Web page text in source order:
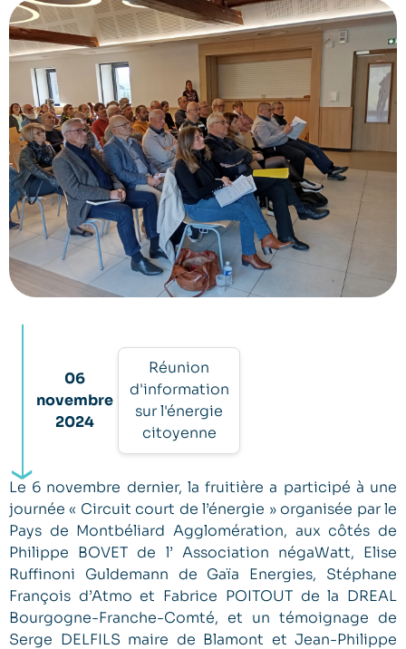
06
novembre
2024
Réunion
d'information
sur l'énergie
citoyenne
Le 6 novembre dernier, la fruitière a participé à une
journée « Circuit court de l’énergie » organisée par le
Pays de Montbéliard Agglomération, aux côtés de
Philippe BOVET de l’ Association négaWatt, Elise
Ruffinoni Guldemann de Gaïa Energies, Stéphane
François d’Atmo et Fabrice POITOUT de la DREAL
Bourgogne-Franche-Comté, et un témoignage de
Serge DELFILS maire de Blamont et Jean-Philippe